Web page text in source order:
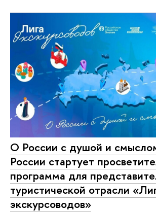
О России с душой и
России стартует
программа для
туристической отрасли
экскурсоводов»